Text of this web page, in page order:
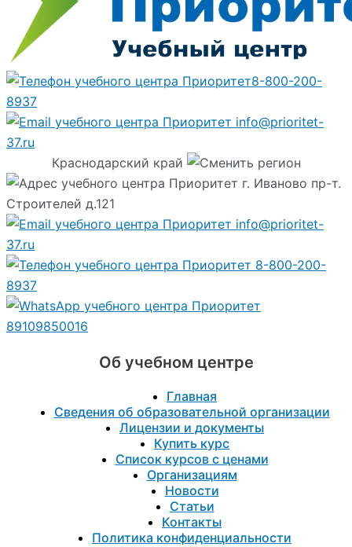
8-800-200-
8937
info@prioritet-
37.ru
Краснодарский край
г. Иваново пр-т.
Строителей д.121
info@prioritet-
37.ru
8-800-200-
8937
89109850016
Об учебном центре
Главная
Сведения об образовательной организации
Лицензии и документы
Купить курс
Список курсов с ценами
Организациям
Новости
Статьи
Контакты
Политика конфиденциальности